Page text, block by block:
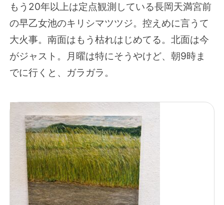
もう20年以上は定点観測している長岡天満宮前
の早乙女池のキリシマツツジ。控えめに言うて
大火事。南面はもう枯れはじめてる。北面は今
がジャスト。月曜は特にそうやけど、朝9時ま
でに行くと、ガラガラ。